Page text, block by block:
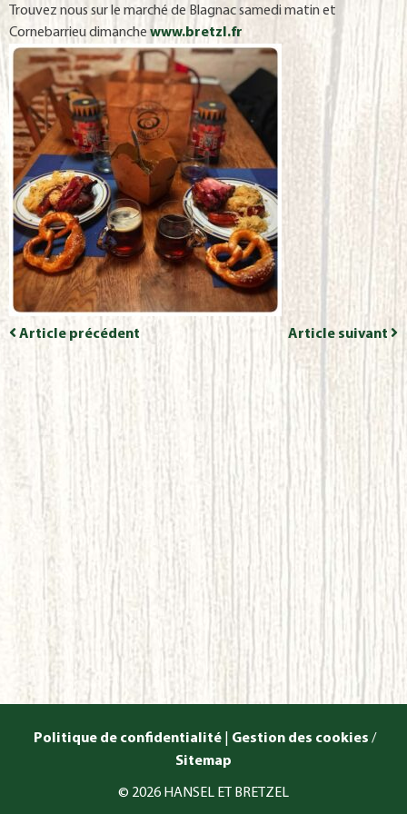
Trouvez nous sur le marché de Blagnac samedi matin et
Cornebarrieu dimanchewww.bretzl.fr
Article précédent Article suivant
Politique de confidentialité Gestion des cookies /
Sitemap
© 2026 HANSEL ET BRETZEL